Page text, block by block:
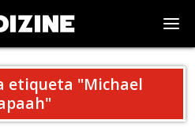
etiqueta "Michael
"